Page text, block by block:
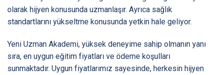
olarak hijyen konusunda uzmanlaşır. Ayrıca sağlık
standartlarını yükseltme konusunda yetkin hale geliyor.
Yeni Uzman Akademi, yüksek deneyime sahip olmanın yanı
sıra, en uygun eğitim fiyatları ve ödeme koşulları
sunmaktadır. Uygun fiyatlarımız sayesinde, herkesin hijyen